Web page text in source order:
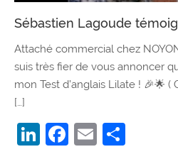
Sébastien Lagoude
Attaché commercial chez
suis très fier de vous annoncer
mon Test d’anglais Lilate ! 🎉🌟
[…]
LinkedIn
Facebook
Email